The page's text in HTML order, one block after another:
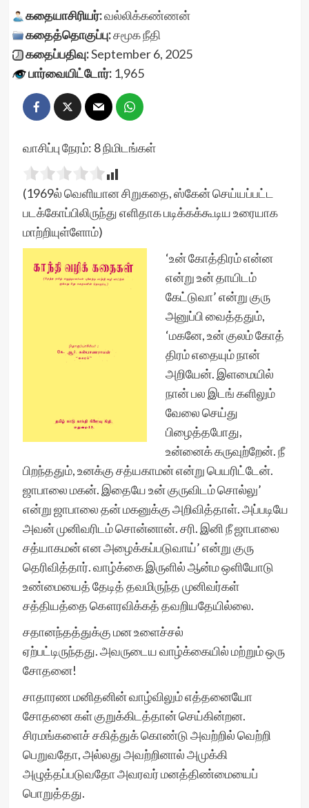
கதையாசிரியர்:வல்லிக்கண்ணன்
கதைத்தொகுப்பு:சமூக நீதி
கதைப்பதிவு:September 6, 2025
பார்வையிட்டோர்:1,965
வாசிப்பு நேரம்: 8நிமிடங்கள்
(1969ல் வெளியான சிறுகதை, ஸ்கேன் செய்யப்பட்ட
படக்கோப்பிலிருந்து எளிதாக படிக்கக்கூடிய உரையாக
மாற்றியுள்ளோம்)
‘உன் கோத்திரம் என்ன
என்று உன் தாயிடம்
கேட்டுவா’ என்று குரு
அனுப்பி வைத்ததும்,
‘மகனே, உன் குலம் கோத்
திரம் எதையும் நான்
அறியேன். இளமையில்
நான் பல இடங் களிலும்
வேலை செய்து
பிழைத்தபோது,
உன்னைக் கருவுற்றேன். நீ
பிறந்ததும், உனக்கு சத்யகாமன் என்று பெயரிட்டேன்.
ஜாபாலை மகன். இதையே உன் குருவிடம் சொல்லு’
என்று ஜாபாலை தன் மகனுக்கு அறிவித்தாள். அப்படியே
அவன் முனிவரிடம் சொன்னான். சரி. இனி நீ ஜாபாலை
சத்யாகமன் என அழைக்கப்படுவாய்’ என்று குரு
தெரிவித்தார். வாழ்க்கை இருளில் ஆன்ம ஒளியோடு
உண்மையைத் தேடித் தவமிருந்த முனிவர்கள்
சத்தியத்தை கௌரவிக்கத் தவறியதேயில்லை.
சதானந்தத்துக்கு மன உளைச்சல்
ஏற்பட்டிருந்தது. அவருடைய வாழ்க்கையில் மற்றும் ஒரு
சோதனை!
சாதாரண மனிதனின் வாழ்விலும் எத்தனையோ
சோதனை கள் குறுக்கிடத்தான் செய்கின்றன.
சிரமங்களைச் சகித்துக் கொண்டு அவற்றில் வெற்றி
பெறுவதோ, அல்லது அவற்றினால் அமுக்கி
அழுத்தப்படுவதோ அவரவர் மனத்திண்மையைப்
பொறுத்தது.